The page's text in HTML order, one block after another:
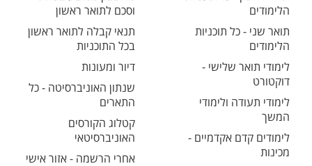
הלימודים
תואר שני - כל תוכניות
הלימודים
לימודי תואר שלישי -
דוקטורט
לימודי תעודה ולימודי
המשך
לימודים קדם אקדמיים -
מכינות
וסכם לתואר ראשון
תנאי קבלה לתואר ראשון
בכל התוכניות
דיור ומעונות
שנתון האוניברסיטה - כל
התארים
קטלוג הקורסים
האוניברסיטאי
אחרי הרשמה - אזור אישי